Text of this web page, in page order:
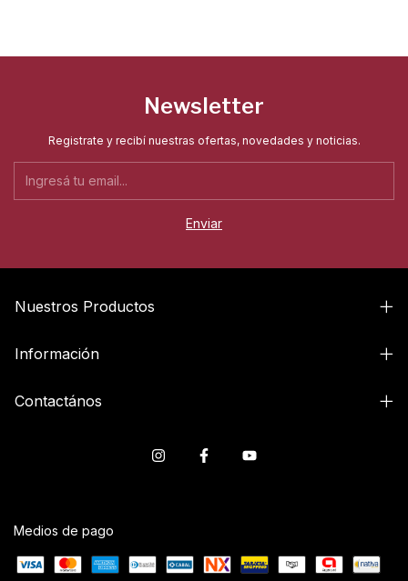
Newsletter
Registrate y recibí nuestras ofertas, novedades y noticias.
Nuestros Productos
Información
Contactános
Medios de pago